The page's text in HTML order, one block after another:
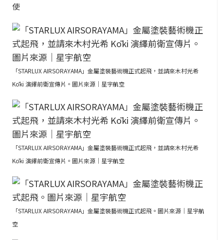
使
「STARLUX AIRSORAYAMA」金屬塗裝藝術機正式起飛，並請來木村光希
Kōki 演繹前衛宣傳片。圖片來源｜星宇航空
「STARLUX AIRSORAYAMA」金屬塗裝藝術機正式起飛，並請來木村光希
Kōki 演繹前衛宣傳片。圖片來源｜星宇航空
「STARLUX AIRSORAYAMA」金屬塗裝藝術機正式起飛。圖片來源｜星宇航
空